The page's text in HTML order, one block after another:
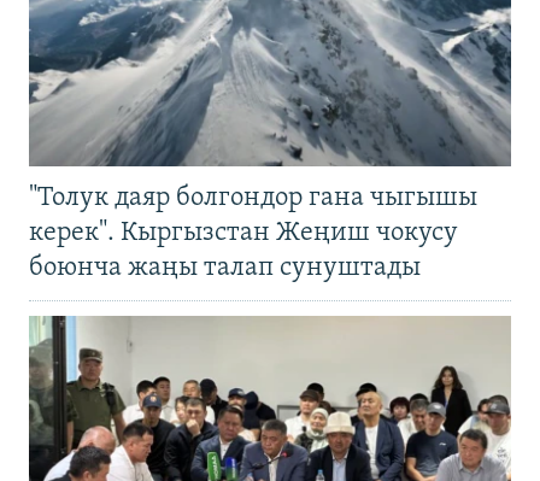
"Толук даяр болгондор гана чыгышы
керек". Кыргызстан Жеңиш чокусу
боюнча жаңы талап сунуштады